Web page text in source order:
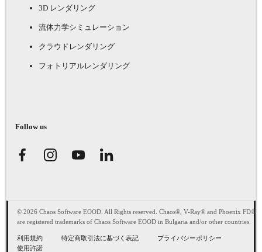
3D レンダリング
流体力学シミュレーション
クラウドレンダリング
フォトリアルレンダリング
Follow us
© 2026 Chaos Software EOOD. All Rights reserved. Chaos®, V-Ray® and Phoenix FD®
are registered trademarks of Chaos Software EOOD in Bulgaria and/or other countries.
利用規約 特定商取引法に基づく表記
プライバシーポリシー
使用許諾